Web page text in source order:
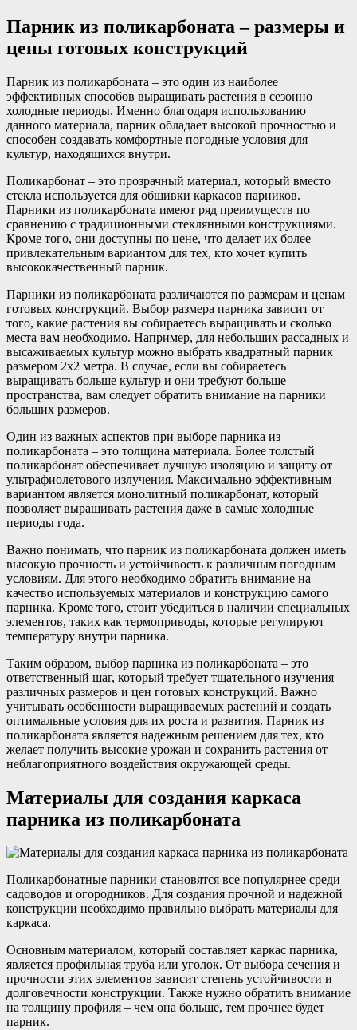
Парник из поликарбоната – размеры и
цены готовых конструкций
Парник из поликарбоната – это один из наиболее
эффективных способов выращивать растения в сезонно
холодные периоды. Именно благодаря использованию
данного материала, парник обладает высокой прочностью и
способен создавать комфортные погодные условия для
культур, находящихся внутри.
Поликарбонат – это прозрачный материал, который вместо
стекла используется для обшивки каркасов парников.
Парники из поликарбоната имеют ряд преимуществ по
сравнению с традиционными стеклянными конструкциями.
Кроме того, они доступны по цене, что делает их более
привлекательным вариантом для тех, кто хочет купить
высококачественный парник.
Парники из поликарбоната различаются по размерам и ценам
готовых конструкций. Выбор размера парника зависит от
того, какие растения вы собираетесь выращивать и сколько
места вам необходимо. Например, для небольших рассадных и
высаживаемых культур можно выбрать квадратный парник
размером 2х2 метра. В случае, если вы собираетесь
выращивать больше культур и они требуют больше
пространства, вам следует обратить внимание на парники
больших размеров.
Один из важных аспектов при выборе парника из
поликарбоната – это толщина материала. Более толстый
поликарбонат обеспечивает лучшую изоляцию и защиту от
ультрафиолетового излучения. Максимально эффективным
вариантом является монолитный поликарбонат, который
позволяет выращивать растения даже в самые холодные
периоды года.
Важно понимать, что парник из поликарбоната должен иметь
высокую прочность и устойчивость к различным погодным
условиям. Для этого необходимо обратить внимание на
качество используемых материалов и конструкцию самого
парника. Кроме того, стоит убедиться в наличии специальных
элементов, таких как термоприводы, которые регулируют
температуру внутри парника.
Таким образом, выбор парника из поликарбоната – это
ответственный шаг, который требует тщательного изучения
различных размеров и цен готовых конструкций. Важно
учитывать особенности выращиваемых растений и создать
оптимальные условия для их роста и развития. Парник из
поликарбоната является надежным решением для тех, кто
желает получить высокие урожаи и сохранить растения от
неблагоприятного воздействия окружающей среды.
Материалы для создания каркаса
парника из поликарбоната
Поликарбонатные парники становятся все популярнее среди
садоводов и огородников. Для создания прочной и надежной
конструкции необходимо правильно выбрать материалы для
каркаса.
Основным материалом, который составляет каркас парника,
является профильная труба или уголок. От выбора сечения и
прочности этих элементов зависит степень устойчивости и
долговечности конструкции. Также нужно обратить внимание
на толщину профиля – чем она больше, тем прочнее будет
парник.